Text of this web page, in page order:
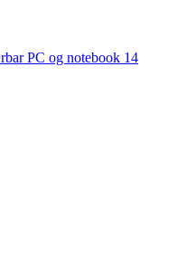
PC og notebook 14